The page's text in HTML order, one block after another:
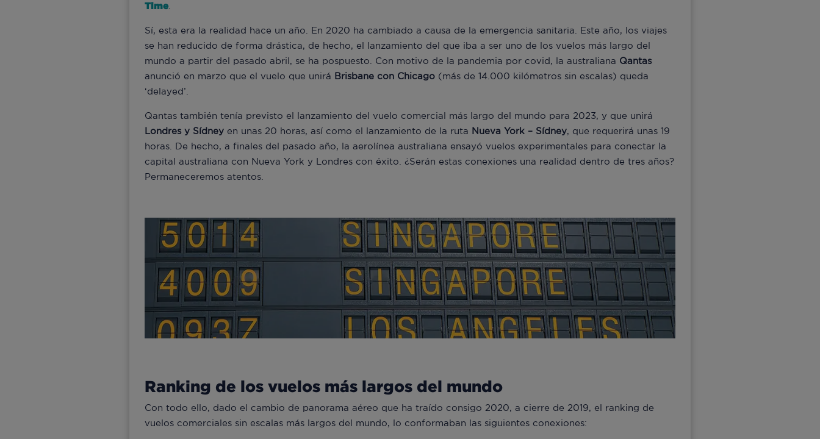
Time
Sí, esta era la realidad hace un año. En 2020 ha cambiado a causa de la emergencia sanitaria. Este año, los viajes
se han reducido de forma drástica, de hecho, el lanzamiento del que iba a ser uno de los vuelos más largo del
mundo a partir del pasado abril, se ha pospuesto. Con motivo de la pandemia por covid, la australiana Qantas
anunció en marzo que el vuelo que unirá Brisbane con Chicago (más de 14.000 kilómetros sin escalas) queda
‘delayed’.
Qantas también tenía previsto el lanzamiento del vuelo comercial más largo del mundo para 2023, y que unirá
Londres y Sídney en unas 20 horas, así como el lanzamiento de la ruta Nueva York – Sídney, que requerirá unas 19
horas. De hecho, a finales del pasado año, la aerolínea australiana ensayó vuelos experimentales para conectar la
capital australiana con Nueva York y Londres con éxito. ¿Serán estas conexiones una realidad dentro de tres años?
Permaneceremos atentos.
Ranking de los vuelos más largos del mundo
Con todo ello, dado el cambio de panorama aéreo que ha traído consigo 2020, a cierre de 2019, el ranking de
vuelos comerciales sin escalas más largos del mundo, lo conformaban las siguientes conexiones: